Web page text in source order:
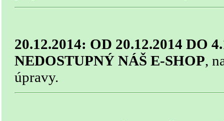
20.12.2014: OD 20.12.2014 DO
NEDOSTUPNÝ NÁŠ E-SHOP,
úpravy.